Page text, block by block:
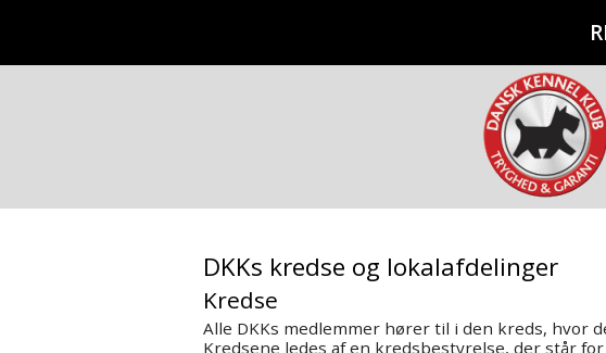
DKKs kredse og lokalafdelinger
Kredse
Alle DKKs medlemmer hører til i den kreds, hvor
Kredsene ledes af en kredsbestyrelse, der står